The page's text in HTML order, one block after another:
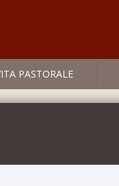
PASTORALE